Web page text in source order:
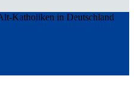
Katholiken in Deutschland